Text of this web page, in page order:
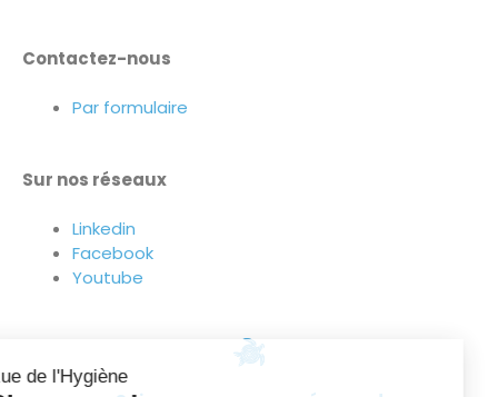
Contactez-nous
Par formulaire
Sur nos réseaux
Linkedin
Facebook
Youtube